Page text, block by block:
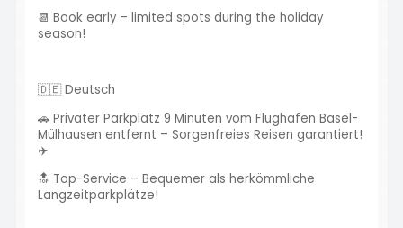
📆 Book early – limited spots during the holiday
season!
🇩🇪 Deutsch
🚗 Privater Parkplatz 9 Minuten vom Flughafen Basel-
Mülhausen entfernt – Sorgenfreies Reisen garantiert!
✈️
🔝 Top-Service – Bequemer als herkömmliche
Langzeitparkplätze!